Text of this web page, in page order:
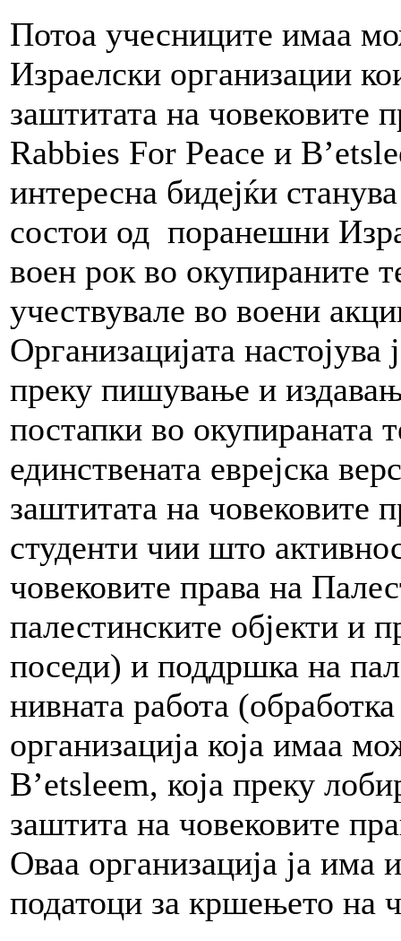
Потоа учесниците имаа
Израелски организации
заштитата на човековите
Rabbies For Peace и
интересна бидејќи
состои од поранешни
воен рок во окупираните
учествувале во воени
Организацијата настојува
преку пишување и
постапки во окупираната
единствената еврејска
заштитата на човековите
студенти чии што
човековите права на
палестинските објекти и
поседи) и поддршка на
нивната работа
организација која имаа
B’etsleem, која преку
заштита на човековите
Оваа организација ја има
податоци за кршењето на